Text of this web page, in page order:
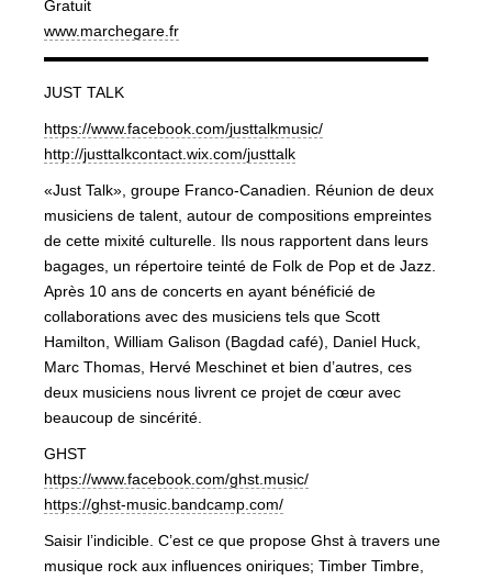
Gratuit
www.marchegare.fr
▬▬▬▬▬▬▬▬▬▬▬▬▬▬▬▬▬▬▬▬▬▬▬▬▬
JUST TALK
https://www.facebook.com/justtalkmusic/
http://justtalkcontact.wix.com/justtalk
«Just Talk», groupe Franco-Canadien. Réunion de deux
musiciens de talent, autour de compositions empreintes
de cette mixité culturelle. Ils nous rapportent dans leurs
bagages, un répertoire teinté de Folk de Pop et de Jazz.
Après 10 ans de concerts en ayant bénéficié de
collaborations avec des musiciens tels que Scott
Hamilton, William Galison (Bagdad café), Daniel Huck,
Marc Thomas, Hervé Meschinet et bien d’autres, ces
deux musiciens nous livrent ce projet de cœur avec
beaucoup de sincérité.
GHST
https://www.facebook.com/ghst.music/
https://ghst-music.bandcamp.com/
Saisir l’indicible. C’est ce que propose Ghst à travers une
musique rock aux influences oniriques; Timber Timbre,